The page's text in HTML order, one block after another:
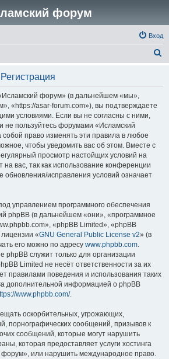
форум
Вход
форум» (в дальнейшем «мы»,
«https://asar-forum.com»), вы подтверждаете
условиями. Если вы не согласны с ними,
не пользуйтесь форумами «Исламский
право изменять эти правила в любое
чтобы уведомить вас об этом. Вместе с
просмотр настойщих условий на
вас, так как использование конференции
исправления условий означает
управлением программного обеспечения
phpBB (в дальнейшем «они», «программное
«phpBB Limited», «phpBB
«GNU General Public License v2» (в
его можно по адресу www.phpbb.com.
phpBB служит только для организации
Limited не несёт ответственности за их
правилами поведения и использования таких
дополнительной информацией о phpBB
www.phpbb.com/.
оскорбительных, угрожающих,
порнографических сообщений, призывов к
сообщений, которые могут нарушить
которая предоставляет услуги хостинга
или нарушить международное право.